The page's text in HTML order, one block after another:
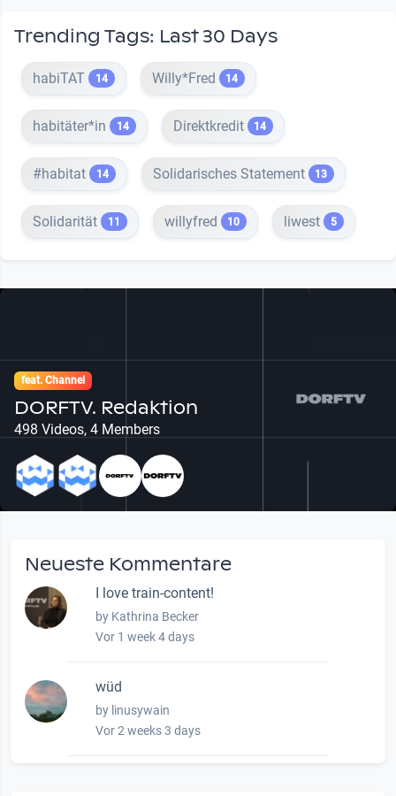
Trending Tags: Last 30 Days
habiTAT 14 Willy*Fred 14
habitäter*in 14 Direktkredit 14
#habitat 14 Solidarisches Statement 13
Solidarität 11 willyfred 10 liwest 5
feat. Channel
DORFTV. Redaktion
498 Videos, 4 Members
Neueste Kommentare
I love train-content!
by Kathrina Becker
Vor 1 week 4 days
wüd
by linusywain
Vor 2 weeks 3 days